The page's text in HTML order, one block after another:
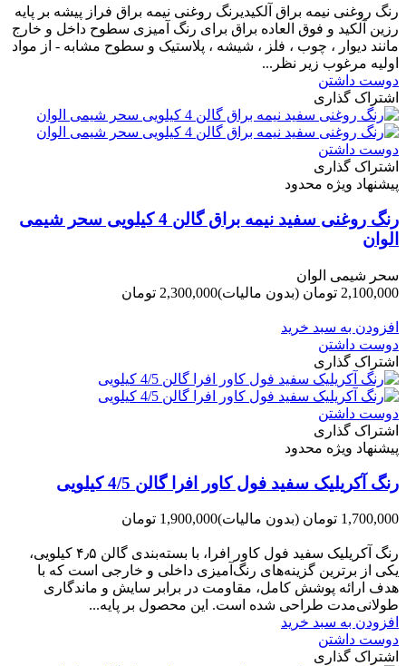
رنگ روغنی نیمه براق آلکیدیرنگ روغنی نیمه براق فراز پیشه بر پایه
رزین آلکید و فوق العاده براق برای رنگ آمیزی سطوح داخل و خارج
مانند دیوار ، چوب ، فلز ، شیشه ، پلاستیک و سطوح مشابه - از مواد
اولیه مرغوب زیر نظر...
دوست داشتن
اشتراک گذاری
دوست داشتن
اشتراک گذاری
پیشنهاد ویژه محدود
رنگ روغنی سفید نیمه براق گالن 4 کیلویی سحر شیمی
الوان
سحر شیمی الوان
2,100,000 تومان
(بدون مالیات)2,300,000 تومان
افزودن به سبد خرید
دوست داشتن
اشتراک گذاری
دوست داشتن
اشتراک گذاری
پیشنهاد ویژه محدود
رنگ آکریلیک سفید فول کاور افرا گالن 4/5 کیلویی
1,700,000 تومان (بدون مالیات)1,900,000 تومان
رنگ آکریلیک سفید فول کاور افرا، با بسته‌بندی گالن ۴٫۵ کیلویی،
یکی از برترین گزینه‌های رنگ‌آمیزی داخلی و خارجی است که با
هدف ارائه پوشش کامل، مقاومت در برابر سایش و ماندگاری
طولانی‌مدت طراحی شده است. این محصول بر پایه...
افزودن به سبد خرید
دوست داشتن
اشتراک گذاری